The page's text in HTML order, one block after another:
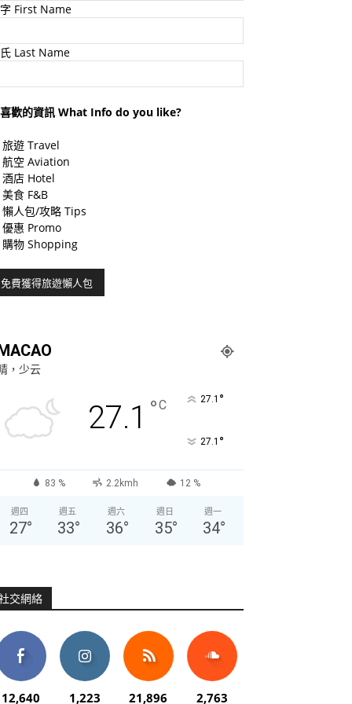
First Name
Last Name
歡的資訊 What Info do you like?
旅遊 Travel
航空 Aviation
酒店 Hotel
美食 F&B
懶人包/攻略 Tips
優惠 Promo
購物 Shopping
，少云
27.1 °C 27.1 °
27.1 °
83 % 2.2kmh 12 %
週四
27°
週五
33°
週六
36°
週日
35°
週一
34°
交網絡
12,640
1,223
21,896
2,763